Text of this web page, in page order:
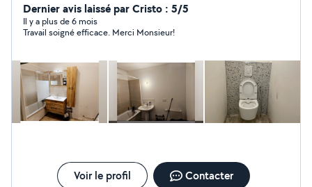
receveur douche, lavabo, WC, radiateur, évier cuisine,
recherche de fuite, fonte, carrelage, peinture, chaudière
etc.. réparation de fuites.. N'existait pas me contacter
Dernier avis laissé par Cristo : 5/5
Il y a plus de 6 mois
Travail soigné efficace. Merci Monsieur!
Voir le profil Contacter